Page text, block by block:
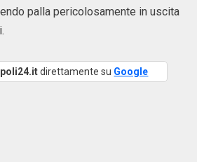
palla pericolosamente in uscita
direttamente su Google